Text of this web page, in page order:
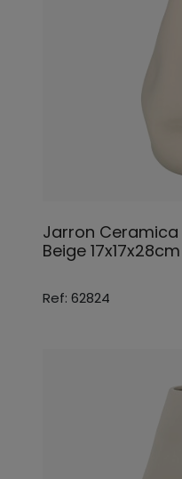
Jarron
Beige 17x17x28cm
Ref: 62824